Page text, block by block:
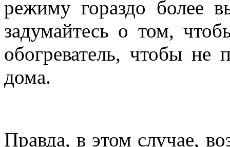
режиму гораздо более
задумайтесь о том,
обогреватель, чтобы не
дома.
Правда, в этом случае,